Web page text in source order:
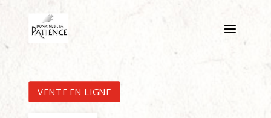
VENTE EN LIGNE